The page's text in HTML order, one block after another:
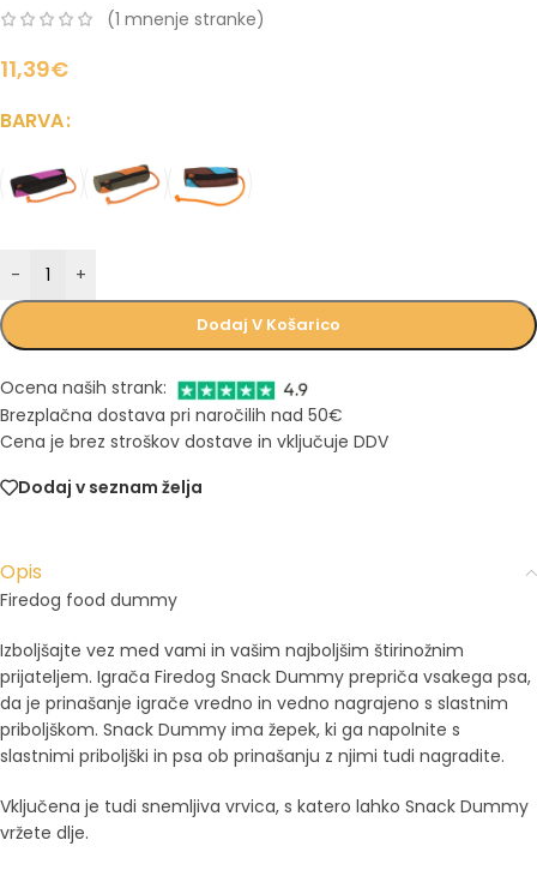
(1 mnenje stranke)
11,39€
BARVA
- +
Dodaj V Košarico
Ocena naših strank:
Brezplačna dostava pri naročilih nad 50€
Cena je brez stroškov dostave in vključuje DDV
Dodaj v seznam želja
Opis
Firedog food dummy
Izboljšajte vez med vami in vašim najboljšim štirinožnim
prijateljem. Igrača Firedog Snack Dummy prepriča vsakega psa,
da je prinašanje igrače vredno in vedno nagrajeno s slastnim
priboljškom. Snack Dummy ima žepek, ki ga napolnite s
slastnimi priboljški in psa ob prinašanju z njimi tudi nagradite.
Vključena je tudi snemljiva vrvica, s katero lahko Snack Dummy
vržete dlje.